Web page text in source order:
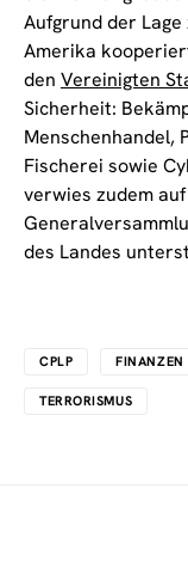
Aufgrund der
Amerika
den Vereinigten
Sicherheit:
Menschenhandel,
Fischerei sowie
verwies zudem
des Landes
CPLP FINANZEN
TERRORISMUS